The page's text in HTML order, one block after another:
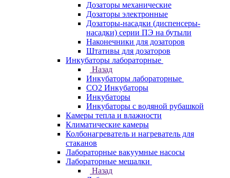
Дозаторы механические
Дозаторы электронные
Дозаторы-насадки (диспенсеры-
насадки) серии ПЭ на бутыли
Наконечники для дозаторов
Штативы для дозаторов
Инкубаторы лабораторные
Назад
Инкубаторы лабораторные
CO2 Инкубаторы
Инкубаторы
Инкубаторы с водяной рубашкой
Камеры тепла и влажности
Климатические камеры
Колбонагреватель и нагреватель для
стаканов
Лабораторные вакуумные насосы
Лабораторные мешалки
Назад